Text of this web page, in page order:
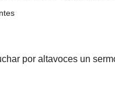
por altavoces un